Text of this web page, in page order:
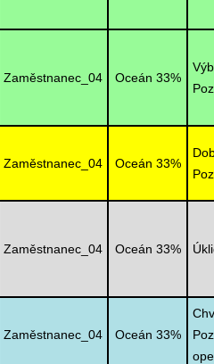
Zaměstnanec_04 Oceán 33%
Zaměstnanec_04 Oceán 33%
Zaměstnanec_04 Oceán 33%
Zaměstnanec_04 Oceán 33%